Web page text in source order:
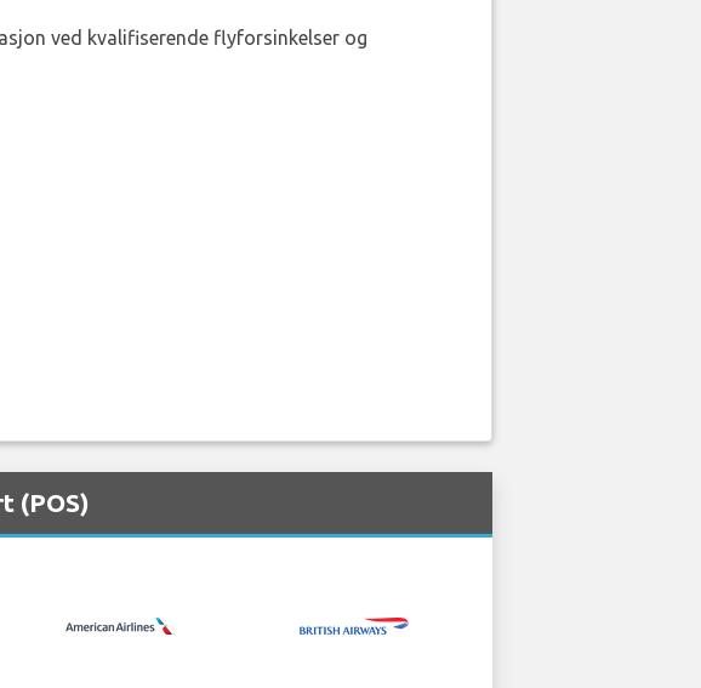
ved kvalifiserende flyforsinkelser og
(POS)